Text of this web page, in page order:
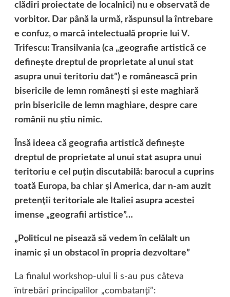
clădiri proiectate de localnici) nu e observată de
vorbitor. Dar până la urmă, răspunsul la întrebare
e confuz, o marcă intelectuală proprie lui V.
Trifescu: Transilvania (ca „geografie artistică ce
defineşte dreptul de proprietate al unui stat
asupra unui teritoriu dat”) e românească prin
bisericile de lemn româneşti şi este maghiară
prin bisericile de lemn maghiare, despre care
românii nu ştiu nimic.
Însă ideea că geografia artistică defineşte
dreptul de proprietate al unui stat asupra unui
teritoriu e cel puţin discutabilă: barocul a cuprins
toată Europa, ba chiar şi America, dar n-am auzit
pretenţii teritoriale ale Italiei asupra acestei
imense „geografii artistice”…
„Politicul ne pisează să vedem în celălalt un
inamic şi un obstacol în propria dezvoltare”
La finalul workshop-ului li s-au pus câteva
întrebări principalilor „combatanţi”: